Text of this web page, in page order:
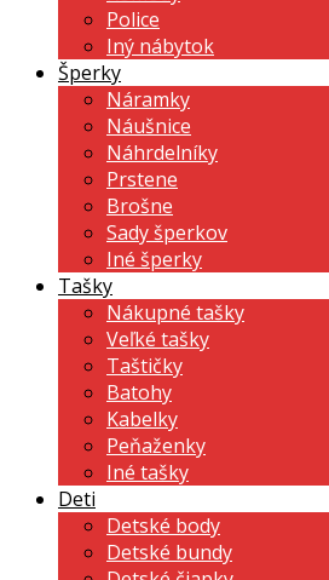
Police
Iný nábytok
Šperky
Náramky
Náušnice
Náhrdelníky
Prstene
Brošne
Sady šperkov
Iné šperky
Tašky
Nákupné tašky
Veľké tašky
Taštičky
Batohy
Kabelky
Peňaženky
Iné tašky
Deti
Detské body
Detské bundy